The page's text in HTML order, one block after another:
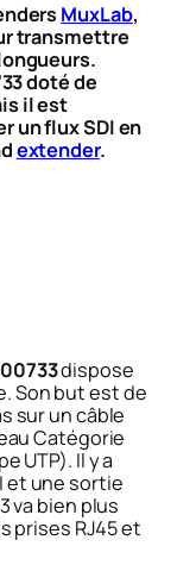
MuxLab,
transmettre
doté de
il est
un flux SDI en
extender.
dispose
Son but est de
sur un câble
Catégorie
UTP). Il y a
et une sortie
va bien plus
prises RJ45 et